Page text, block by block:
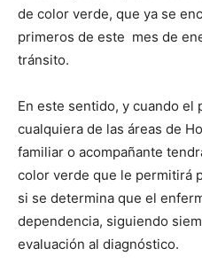
de color verde, que ya se
primeros de este mes de
tránsito.
En este sentido, y cuando el
cualquiera de las áreas de
familiar o acompañante
color verde que le permitirá
si se determina que el
dependencia, siguiendo
evaluación al diagnóstico.